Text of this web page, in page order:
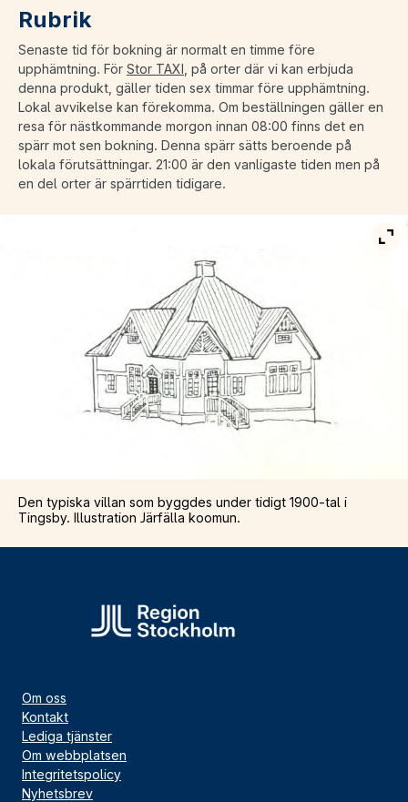
Rubrik
Senaste tid för bokning är normalt en timme före
upphämtning. För Stor TAXI , på orter där vi kan erbjuda
denna produkt, gäller tiden sex timmar före upphämtning.
Lokal avvikelse kan förekomma. Om beställningen gäller en
resa för nästkommande morgon innan 08:00 finns det en
spärr mot sen bokning. Denna spärr sätts beroende på
lokala förutsättningar. 21:00 är den vanligaste tiden men på
en del orter är spärrtiden tidigare.
Den typiska villan som byggdes under tidigt 1900-tal i
Tingsby. Illustration Järfälla koomun.
Om oss
Kontakt
Lediga tjänster
Om webbplatsen
Integritetspolicy
Nyhetsbrev